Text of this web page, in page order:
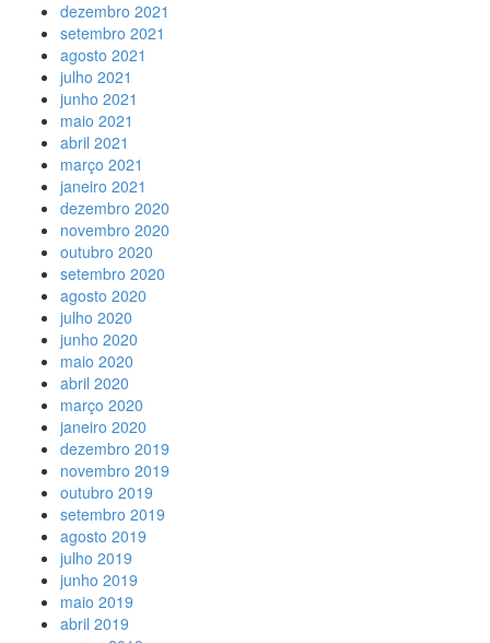
dezembro 2021
setembro 2021
agosto 2021
julho 2021
junho 2021
maio 2021
abril 2021
março 2021
janeiro 2021
dezembro 2020
novembro 2020
outubro 2020
setembro 2020
agosto 2020
julho 2020
junho 2020
maio 2020
abril 2020
março 2020
janeiro 2020
dezembro 2019
novembro 2019
outubro 2019
setembro 2019
agosto 2019
julho 2019
junho 2019
maio 2019
abril 2019